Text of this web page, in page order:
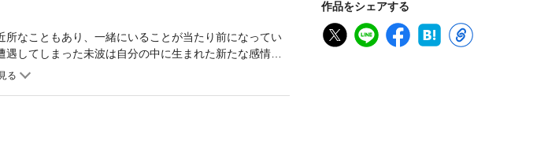
作品をシェアする
なこともあり、一緒にいることが当たり前になってい
してしまった未波は自分の中に生まれた新たな感情に
ラブコメ開幕!!【電子版は連載時のカラーを収録してお
狼」1巻、第三弾は12/15発売「夢でフラれてはじまる百